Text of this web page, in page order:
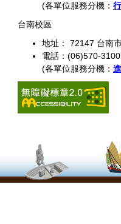
(各單位服務分機：
台南校區
地址： 72147 台南
電話：(06)570-
(各單位服務分機：